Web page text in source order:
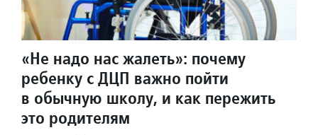
«Не надо нас жалеть»: почему
ребенку с ДЦП важно пойти
в обычную школу, и как пережить
это родителям